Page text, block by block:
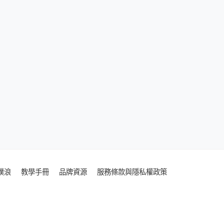
浪 教學手冊 品牌資源 服務條款與隱私權政策